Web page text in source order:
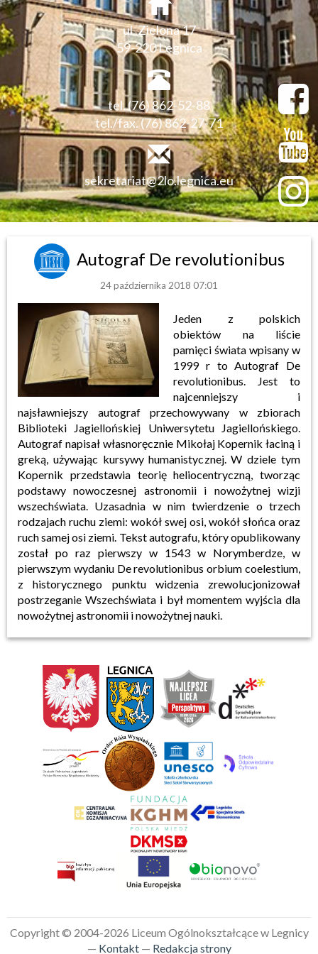
ul. Zielona 17
59-220 Legnica
tel. (76) 862-52-88
tel./fax. (76) 862-27-71
sekretariat@2lo.legnica.eu
Autograf De revolutionibus
24 października 2018 07:01
Jeden z polskich
obiektów na liście
pamięci świata wpisany w
1999 r to Autograf De
revolutionibus. Jest to
najcenniejszy i
najsławniejszy autograf przechowywany w zbiorach
Biblioteki Jagiellońskiej Uniwersytetu Jagiellońskiego.
Autograf napisał własnoręcznie Mikołaj Kopernik łaciną i
greką, używając kursywy humanistycznej. W dziele tym
Kopernik przedstawia teorię heliocentryczną, tworząc
podstawy nowoczesnej astronomii i nowożytnej wizji
wszechświata. Uzasadnia w nim twierdzenie o trzech
rodzajach ruchu ziemi: wokół swej osi, wokół słońca oraz
ruch samej osi ziemi. Tekst autografu, który opublikowany
został po raz pierwszy w 1543 w Norymberdze, w
pierwszym wydaniu De revolutionibus orbium coelestium,
z historycznego punktu widzenia zrewolucjonizował
postrzeganie Wszechświata i był momentem wyjścia dla
nowożytnej astronomii i nowożytnej nauki.
Copyright © 2004-2026 Liceum Ogólnokształcące w Legnicy
— Kontakt— Redakcja strony